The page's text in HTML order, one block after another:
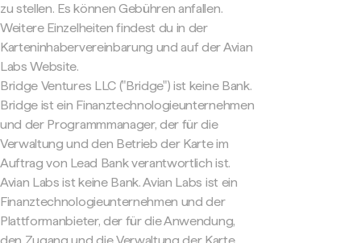
zu stellen. Es können Gebühren anfallen.
Weitere Einzelheiten findest du in der
Karteninhabervereinbarung und auf der Avian
Labs Website.
Bridge Ventures LLC ("Bridge") ist keine Bank.
Bridge ist ein Finanztechnologieunternehmen
und der Programmmanager, der für die
Verwaltung und den Betrieb der Karte im
Auftrag von Lead Bank verantwortlich ist.
Avian Labs ist keine Bank. Avian Labs ist ein
Finanztechnologieunternehmen und der
Plattformanbieter, der für die Anwendung,